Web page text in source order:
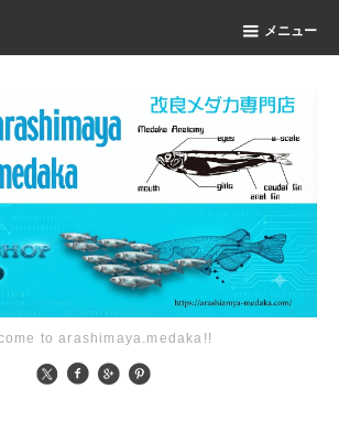
メニュー
to arashimaya.medaka!!